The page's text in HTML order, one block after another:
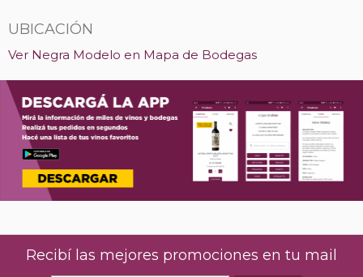
UBICACIÓN
Ver Negra Modelo en Mapa de Bodegas
Recibí las mejores promociones en tu mail